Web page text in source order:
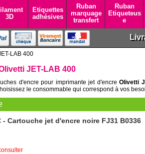
3D
Etiquettes
adhésives
Ruban
marquage
transfert
Ruban
Etiqueteus
e
LAB 400
JET-LAB 400
d'encre pour imprimante jet d'encre Olivetti
le consommable qui correspond à vos
- Cartouche jet d'encre noire FJ31 B0336